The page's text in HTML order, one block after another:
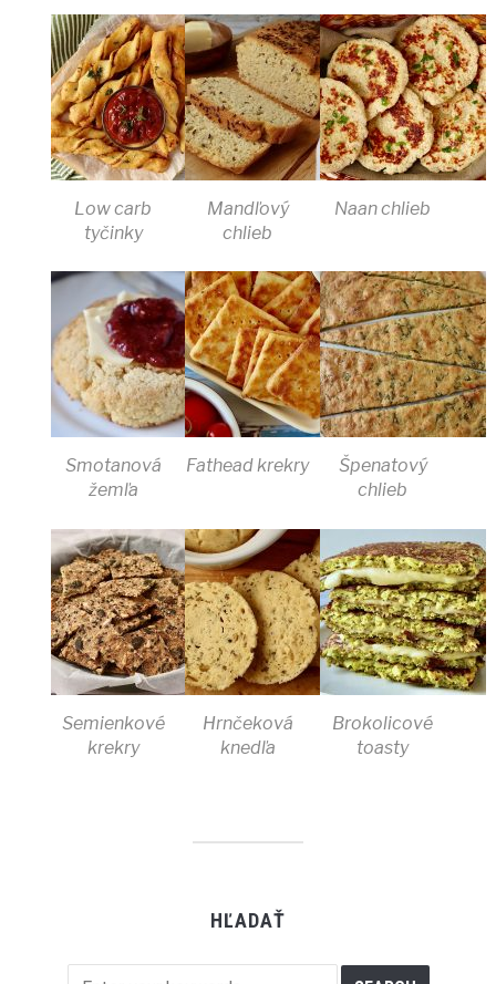
Low carb
tyčinky
Mandľový
chlieb
Naan chlieb
Smotanová
žemľa
Fathead krekry
Špenatový
chlieb
Semienkové
krekry
Hrnčeková
knedľa
Brokolicové
toasty
HĽADAŤ